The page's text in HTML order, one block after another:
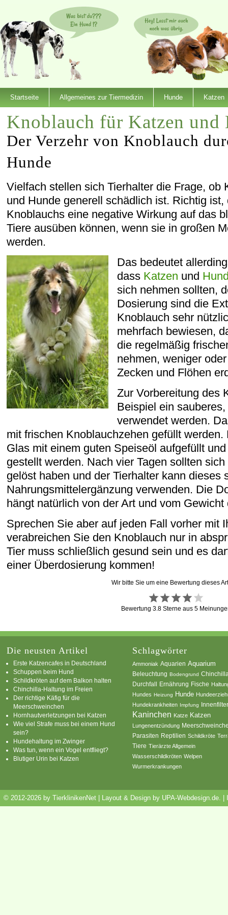
Startseite Allgemeines zur Tiermedizin Hunde Katzen
Knoblauch für Katzen und
Der Verzehr von Knoblauch
Hunde
Vielfach stellen sich Tierhalter die Frage, ob
und Hunde generell schädlich ist. Richtig
Knoblauchs eine negative Wirkung auf das
Tiere ausüben können, wenn sie in großen
werden.
Das bedeutet
dass Katzen und
sich nehmen sollten,
Dosierung sind die
Knoblauch sehr
mehrfach bewiesen,
die regelmäßig
nehmen, weniger
Zecken und Flöhen
Zur Vorbereitung des
Beispiel ein
verwendet werden.
mit frischen Knoblauchzehen gefüllt
Glas mit einem guten Speiseöl aufgefüllt
gestellt werden. Nach vier Tagen sollten
gelöst haben und der Tierhalter kann dieses
Nahrungsmittelergänzung verwenden. Die
hängt natürlich von der Art und vom Gewicht
Sprechen Sie aber auf jeden Fall vorher mit
verabreichen Sie den Knoblauch nur in
Tier muss schließlich gesund sein und es
einer Überdosierung kommen!
Wir bitte Sie um eine Bewertung dieses
Bewertung3.8 Sterne aus5
Die neusten Artikel
Erste Katzencafes in Deutschland
Schuppen beim Hund
Schildkröten auf dem Balkon halten
Chinchilla-Haltung im Freien
Der richtige Käfig für die
Meerschweinchen
Hornhautverletzungen bei Katzen
Wie viel Strafe muss bei einem Hund
sein?
Hundehaltung im Zwinger
Was tun, wenn ein Vogel entfliegt?
Blutiger Urin bei Katzen
Schlagwörter
Ammoniak Aquarien Aquarium
Beleuchtung Bodengrund
Durchfall Ernährung Fische
Hundes Heizung Hunde
Hundekrankheiten Impfung
Kaninchen Katze Katzen
Lungenentzündung
Parasiten Reptilien Schildkröte
Tiere Tierärzte Allgemein
Wasserschildkröten Welpen
Wurmerkrankungen
© 2012-2026 by TierklinikenNet | Layout & Design by UPA-Webdesign.de.